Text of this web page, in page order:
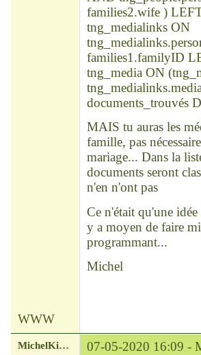
families2.wife )
tng_medialinks ON
families1.familyID
tng_media ON
documents_trouvés
MAIS tu auras les
famille, pas
mariage... Dans la
documents seront
n'en n'ont pas
Ce n'était qu'une
y a moyen de faire
programmant...
Michel
WWW
MichelKirsch 07-05-2020 16:09 -